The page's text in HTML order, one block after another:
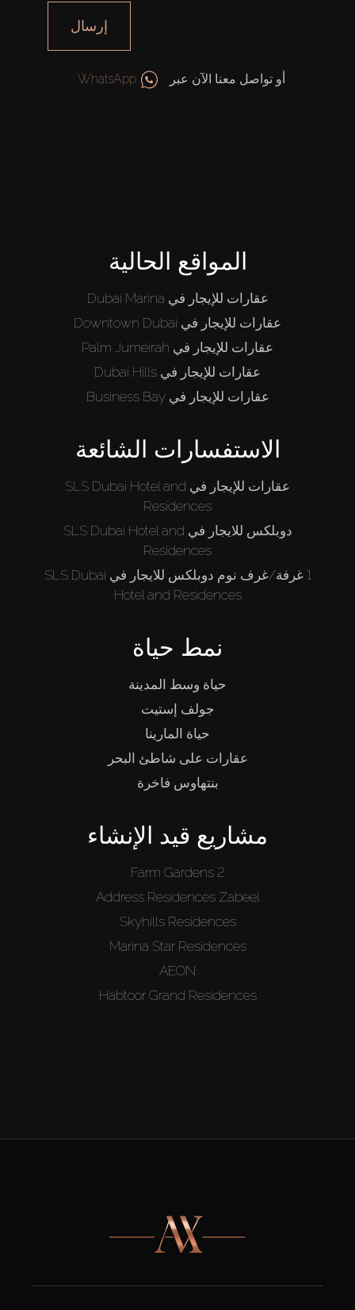
إرسال
أو تواصل معنا الآن عبر WhatsApp
المواقع الحالية
عقارات للإيجار في Dubai Marina
عقارات للإيجار في Downtown Dubai
عقارات للإيجار في Palm Jumeirah
عقارات للإيجار في Dubai Hills
عقارات للإيجار في Business Bay
الاستفسارات الشائعة
عقارات للإيجار في SLS Dubai Hotel and
Residences
دوبلكس للايجار في SLS Dubai Hotel and
Residences
1 غرفة/غرف نوم دوبلكس للايجار في SLS Dubai
Hotel and Residences
نمط حياة
حياة وسط المدينة
جولف إستيت
حياة المارينا
عقارات على شاطئ البحر
بنتهاوس فاخرة
مشاريع قيد الإنشاء
Farm Gardens 2
Address Residences Zabeel
Skyhills Residences
Marina Star Residences
AEON
Habtoor Grand Residences